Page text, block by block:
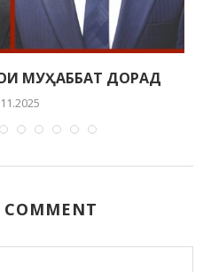
МУҲАББАТ ДОРАД
COMMENT